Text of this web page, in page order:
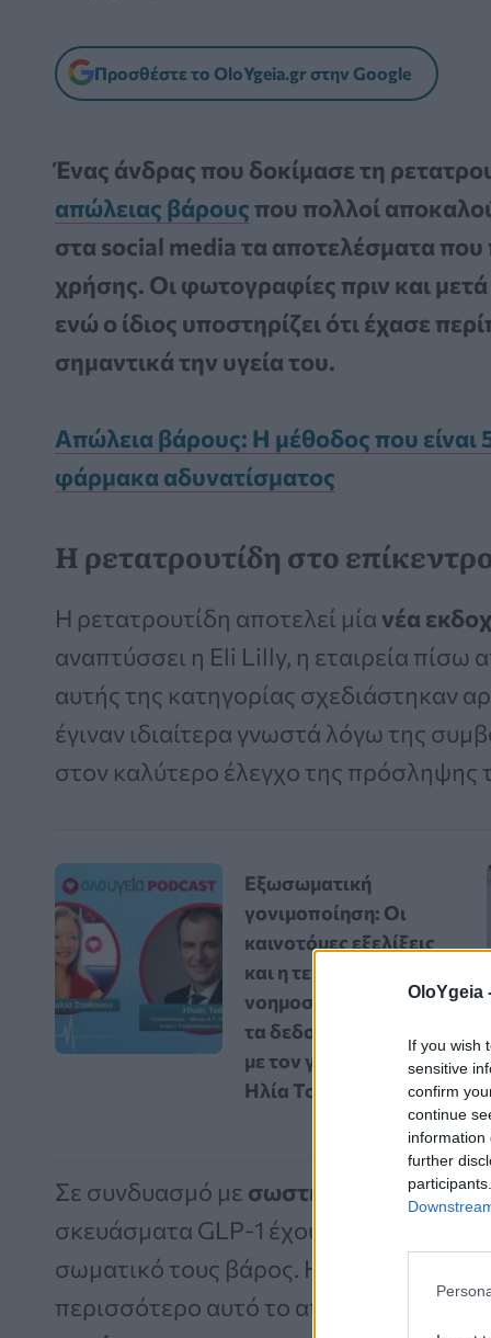
OloYgeia
If you wish
sensitive
confirm
continue
information
further
Προσθέστε το OloYgeia.gr στην Google
Ένας άνδρας που δοκίμασε τη
απώλειας βάρους που πολλοί
στα social media τα αποτελέσματα που
χρήσης. Οι φωτογραφίες πριν και
ενώ ο ίδιος υποστηρίζει ότι έχασε
σημαντικά την υγεία του.
Απώλεια βάρους: Η μέθοδος που είναι
φάρμακα αδυνατίσματος
Η ρετατρουτίδη στο
Η ρετατρουτίδη αποτελεί μίανέα
αναπτύσσει η Eli Lilly, η εταιρεία
αυτής της κατηγορίας σχεδιάστηκαν
έγιναν ιδιαίτερα γνωστά λόγω της
στον καλύτερο έλεγχο της πρόσληψης
Εξωσωματική
γονιμοποίηση: Οι
καινοτόμες εξελίξεις
και η τεχνητή
νοημοσύνη αλλάζουν
τα δεδομένα – Vidcast
με τον γυναικολόγο
Ηλία Τσάκο
Σε συνδυασμό με σωστή διατροφήκαι
σκευάσματα GLP-1 έχουν βοηθήσει
σωματικό τους βάρος. Η ρετατρουτίδη
περισσότερο αυτό το αποτέλεσμα,